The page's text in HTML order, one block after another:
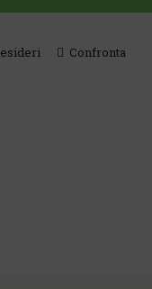
Confronta
50 ML METODO